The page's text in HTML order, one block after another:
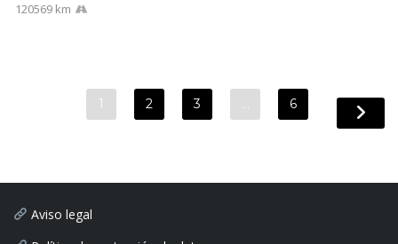
120569 km
1 2 3 … 6
Aviso legal